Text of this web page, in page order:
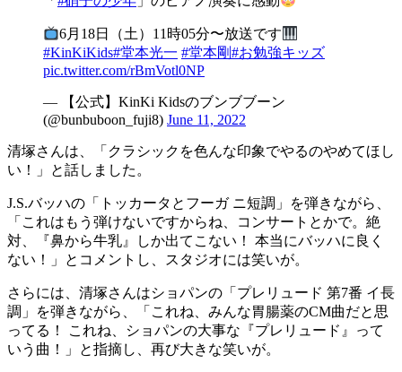
6月18日（土）11時05分〜放送です
#KinKiKids#堂本光一 #堂本剛#お勉強キッズ
pic.twitter.com/rBmVotl0NP
— 【公式】KinKi Kidsのブンブブーン
(@bunbuboon_fuji8) June 11, 2022
清塚さんは、「クラシックを色んな印象でやるのやめてほし
い！」と話しました。
J.S.バッハの「トッカータとフーガ ニ短調」を弾きながら、
「これはもう弾けないですからね、コンサートとかで。絶
対、『鼻から牛乳』しか出てこない！ 本当にバッハに良く
ない！」とコメントし、スタジオには笑いが。
さらには、清塚さんはショパンの「プレリュード 第7番 イ長
調」を弾きながら、「これね、みんな胃腸薬のCM曲だと思
ってる！ これね、ショパンの大事な『プレリュード』って
いう曲！」と指摘し、再び大きな笑いが。